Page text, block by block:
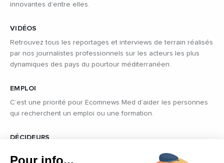
innovantes d’entre elles.
VIDÉOS
Retrouvez tous les reportages et interviews de terrain réalisés
par nos journalistes professionnels sur les acteurs les plus
dynamiques des pays du pourtour méditerranéen.
EMPLOI
C’est une priorité pour Ecomnews Med d’aider les personnes
qui recherchent un emploi ou une formation.
DÉCIDEURS
Pour info...